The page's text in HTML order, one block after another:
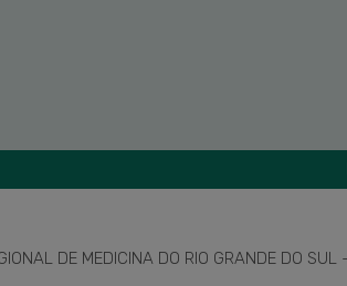
DE MEDICINA DO RIO GRANDE DO